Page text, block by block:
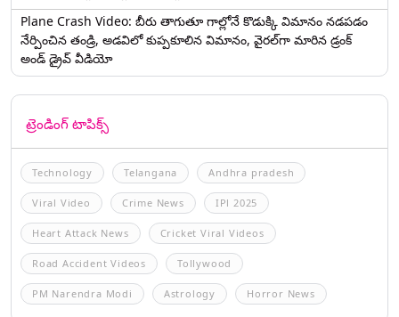
Plane Crash Video: బీరు తాగుతూ గాల్లోనే కొడుక్కి విమానం నడపడం
నేర్పించిన తండ్రి, అడవిలో కుప్పకూలిన విమానం, వైరల్‌గా మారిన డ్రంక్‌
అండ్ డ్రైవ్ వీడియో
ట్రెండింగ్ టాపిక్స్
Technology Telangana Andhra pradesh
Viral Video Crime News IPl 2025
Heart Attack News Cricket Viral Videos
Road Accident Videos Tollywood
PM Narendra Modi Astrology Horror News